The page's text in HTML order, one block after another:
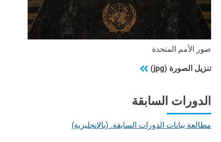
صور الأمم المتحدة
تنزيل الصورة (jpg)
الدورات السابقة
مطالعة بيانات الدورات السابقة. (بالإنجليزية)